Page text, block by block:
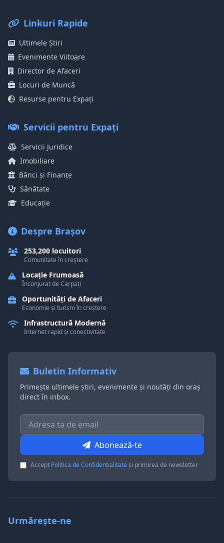
Linkuri Rapide
Ultimele Știri
Evenimente Viitoare
Director de Afaceri
Locuri de Muncă
Resurse pentru Expați
Servicii pentru Expați
Servicii Juridice
Imobiliare
Bănci și Finanțe
Sănătate
Educație
Despre Brașov
253,200 locuitori
Comunitate în creștere
Locație Frumoasă
Înconjurat de Carpați
Oportunități de Afaceri
Economie și turism în creștere
Infrastructură Modernă
Internet rapid și conectivitate
Buletin Informativ
Primește ultimele știri, evenimente și noutăți din oraș
direct în inbox.
Abonează-te
Accept Politica de Confidențialitateși primirea de newsletter
Urmărește-ne